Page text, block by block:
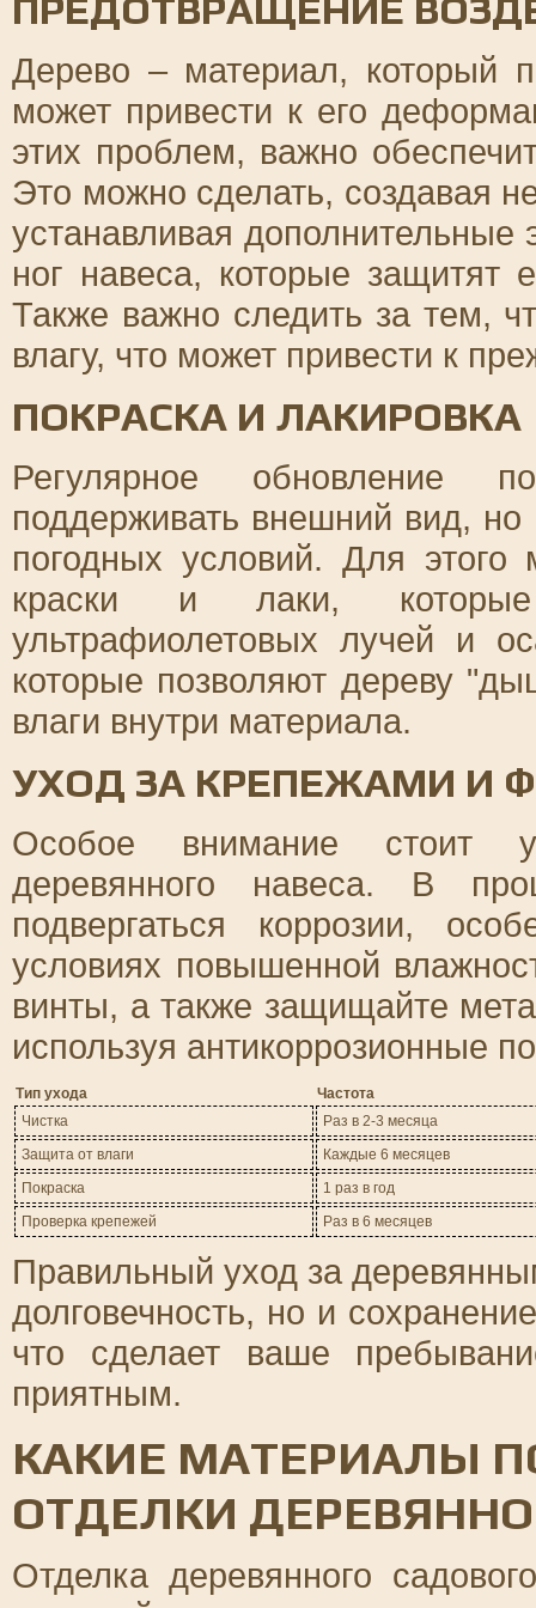
Дерево – материал, который
может привести к его
этих проблем, важно
Это можно сделать, создавая
устанавливая дополнительные
ног навеса, которые защитят
Также важно следить за тем,
влагу, что может привести к
ПОКРАСКА И ЛАКИРОВКА
Регулярное обновление
поддерживать внешний вид, но
погодных условий. Для этого
краски и лаки,
ультрафиолетовых лучей и
которые позволяют дереву
влаги внутри материала.
УХОД ЗА КРЕПЕЖАМИ И
Особое внимание стоит
деревянного навеса. В
подвергаться коррозии,
условиях повышенной
винты, а также защищайте
используя антикоррозионные
Тип ухода
Частота
Чистка
Раз в 2-3 месяца
Защита от влаги
Каждые 6 месяцев
Покраска
1 раз в год
Проверка крепежей
Раз в 6 месяцев
Правильный уход за
долговечность, но и
что сделает ваше
приятным.
КАКИЕ МАТЕРИАЛЫ
ОТДЕЛКИ
Отделка деревянного